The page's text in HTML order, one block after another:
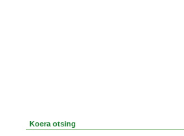
Koera otsing